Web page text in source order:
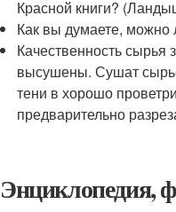
Красной книги?
Как вы думаете, можно
Качественность сырья
высушены. Сушат
тени в хорошо
предварительно
Энциклопедия,